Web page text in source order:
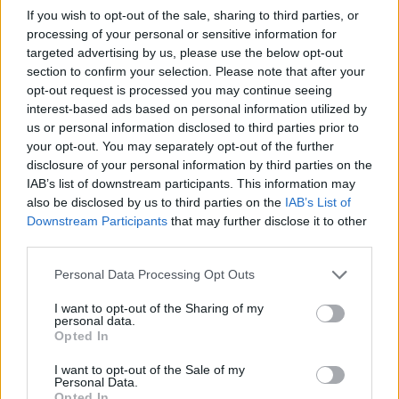
If you wish to opt-out of the sale, sharing to third parties, or
processing of your personal or sensitive information for
targeted advertising by us, please use the below opt-out
section to confirm your selection. Please note that after your
opt-out request is processed you may continue seeing
interest-based ads based on personal information utilized by
us or personal information disclosed to third parties prior to
your opt-out. You may separately opt-out of the further
disclosure of your personal information by third parties on the
IAB’s list of downstream participants. This information may
also be disclosed by us to third parties on the IAB’s List of
Downstream Participants that may further disclose it to other
Personal Data Processing Opt Outs
I want to opt-out of the Sharing of my
personal data.
Opted In
I want to opt-out of the Sale of my
Personal Data.
Дури и тогаш, не е потребно целото тело да се
насапуни – најважно е да се исчистат деловите
што најмногу се потат, како под пазуви, препони
и стапала, додека остатокот од телото може да
се исплакне само со вода.
Како да се тушираме правилно ако мораме
секој ден?
Иако научните (???) препораки се јасни,
многумина не можат или не сакаат да се
откажат од секојдневното туширање. Ако и вие
припаѓате на оваа група, важно е да го
направите туширањето што е можно
побезбедно за кожата.
вода – таа е доволна за чистење, а не ја суши
кожата како топлата. Второ, ограничете го
користете благи, хипоалергени сапуни или